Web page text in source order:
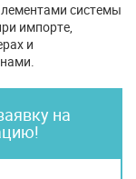
системы
импорте,
и
на